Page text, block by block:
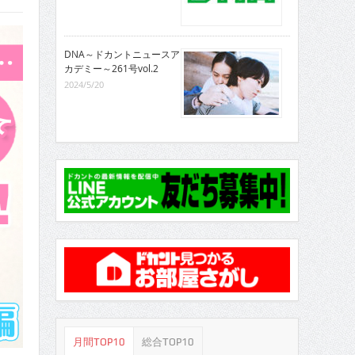
DNA～ドカントニュースア
カデミー～261号vol.2
2024/5/20
月間TOP10 総合TOP10